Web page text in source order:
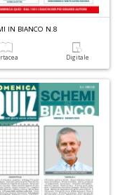
IN BIANCO N.8
Digitale